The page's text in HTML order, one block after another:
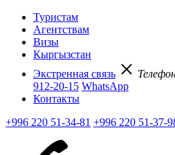
Туристам
Агентствам
Визы
Кыргызстан
Экстренная связь
912-20-15 WhatsApp
Контакты
+996 220 51-34-81 +996 220 51-37-